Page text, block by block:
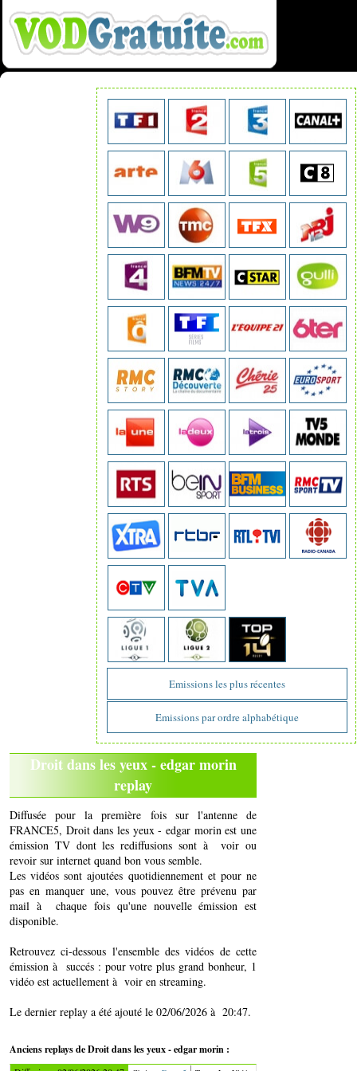
Emissions les plus récentes
Emissions par ordre alphabétique
Droit dans les yeux - edgar morin
replay
Diffusée pour la première fois sur l'antenne de
FRANCE5, Droit dans les yeux - edgar morin est une
émission TV dont les rediffusions sont à voir ou
revoir sur internet quand bon vous semble.
Les vidéos sont ajoutées quotidiennement et pour ne
pas en manquer une, vous pouvez être prévenu par
mail à chaque fois qu'une nouvelle émission est
disponible.
Retrouvez ci-dessous l'ensemble des vidéos de cette
émission à succés : pour votre plus grand bonheur, 1
vidéo est actuellement à voir en streaming.
Le dernier replay a été ajouté le 02/06/2026 à 20:47.
Anciens replays de Droit dans les yeux - edgar morin :